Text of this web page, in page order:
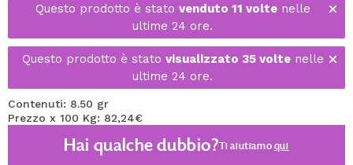
Questo prodotto è stato venduto 11 voltenelle
ultime 24 ore.
Questo prodotto è stato visualizzato 35 voltenelle
ultime 24 ore.
Contenuti: 8.50 gr
Prezzo x 100 Kg: 82,24€
Hai qualche dubbio?Ti aiutiamoqui